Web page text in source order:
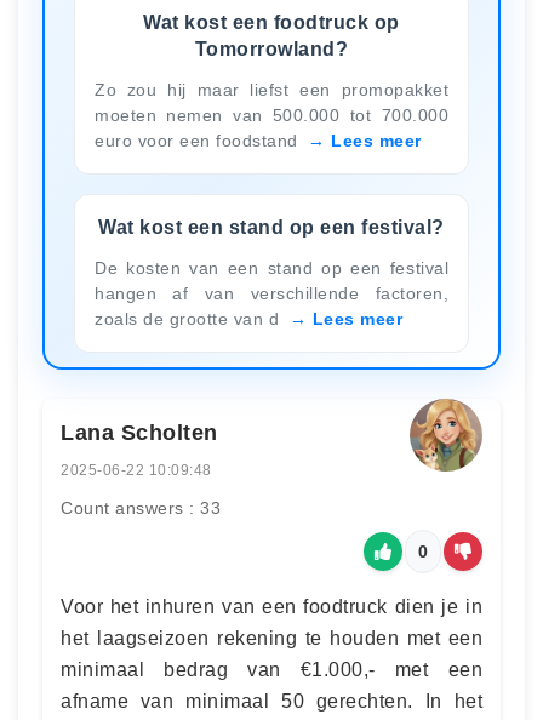
Wat kost een foodtruck op
Tomorrowland?
Zo zou hij maar liefst een promopakket
moeten nemen van 500.000 tot 700.000
euro voor een foodstand
Lees meer
Wat kost een stand op een festival?
De kosten van een stand op een festival
hangen af van verschillende factoren,
zoals de grootte van d
Lees meer
Lana Scholten
2025-06-22 10:09:48
Count answers : 33
0
Voor het inhuren van een foodtruck dien je in
het laagseizoen rekening te houden met een
minimaal bedrag van €1.000,- met een
afname van minimaal 50 gerechten. In het